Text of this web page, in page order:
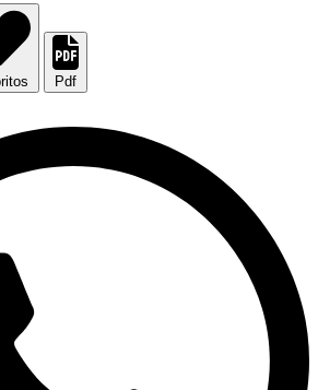
Pdf